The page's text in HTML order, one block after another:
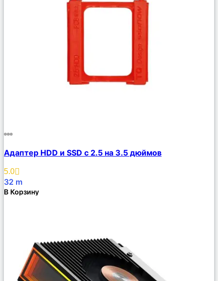
Описание
Избранное
Адаптер HDD и SSD с 2.5 на 3.5 дюймов
5.0
32 m
В Корзину